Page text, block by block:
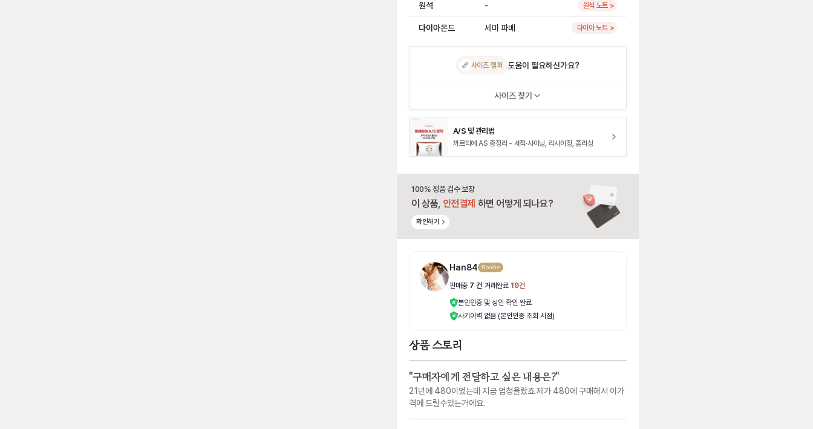
원석 - 원석 노트 >
다이아몬드 세미 파베 다이아 노트 >
📏 사이즈 헬퍼 도움이 필요하신가요?
사이즈 찾기
A/S 및 관리법
까르띠에 AS 총정리 - 세척·샤이닝, 리사이징, 폴리싱
100% 정품 검수 보장
이 상품, 안전결제 하면 어떻게 되나요?
확인하기
Han84 Rookie
판매중 7 건 거래완료 19건
본인인증 및 성인 확인 완료
사기이력 없음 (본인인증 조회 시점)
상품 스토리
"구매자에게 전달하고 싶은 내용은?"
21년에 480이었는데 지금 엄청올랐죠 제가 480에 구매해서 이가
격에 드릴수있는거에요.